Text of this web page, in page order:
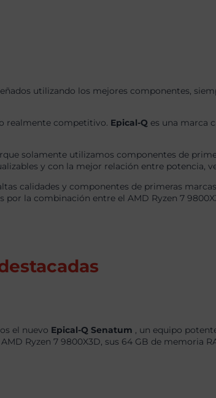
utilizando los mejores componentes,
realmente competitivo. Epical-Q es una marca
solamente utilizamos componentes de
y con la mejor relación entre potencia,
calidades y componentes de primeras
la combinación entre el AMD Ryzen 7
el nuevo Epical-Q Senatum , un equipo
Ryzen 7 9800X3D, sus 64 GB de memoria